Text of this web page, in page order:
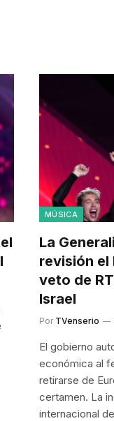
MÚSICA
La
revisión el
veto de
Israel
Por TVenserio
El gobierno
económica al
retirarse de
certamen. La
internacional